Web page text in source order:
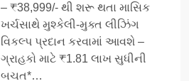
– ₹38,999/- થી શરૂ થતા માસિક
ખર્ચસાથે મુશ્કેલી-મુક્ત લીઝિંગ
વિકલ્પ પ્રદાન કરવામાં આવશે –
ગ્રાહકો માટે ₹1.81 લાખ સુધીની
બચત*…